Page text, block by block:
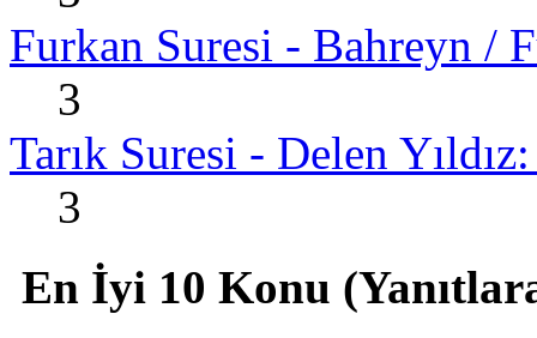
Furkan Suresi - Bahreyn /
3
Tarık Suresi - Delen
3
En İyi 10 Konu